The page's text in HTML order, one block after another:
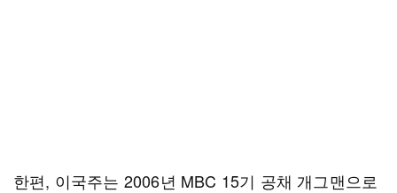
한편, 이국주는 2006년 MBC 15기 공채 개그맨으로